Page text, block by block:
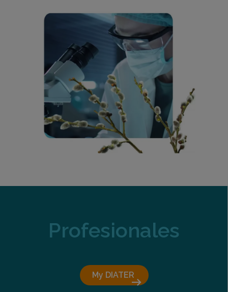
Imagen
Profesionales
My DIATER arrow_right_alt